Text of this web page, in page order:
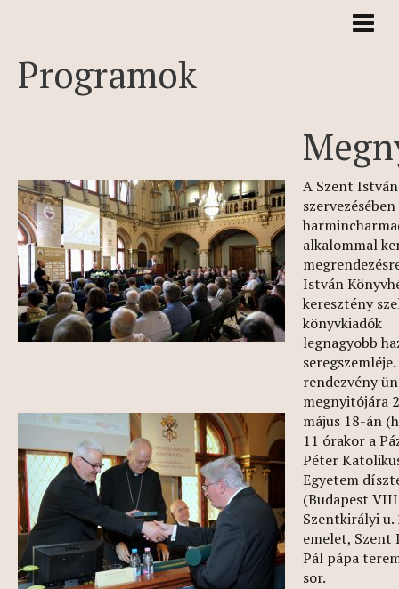
Programok
A Szent
alkalommal
István
keresztény
könyvkiadók
legnagyobb
rendezvény
megnyitójára
május 18-án
11 órakor a
Péter
Egyetem
(Budapest
Szentkirályi u.
emelet, Szent
Pál pápa
sor.